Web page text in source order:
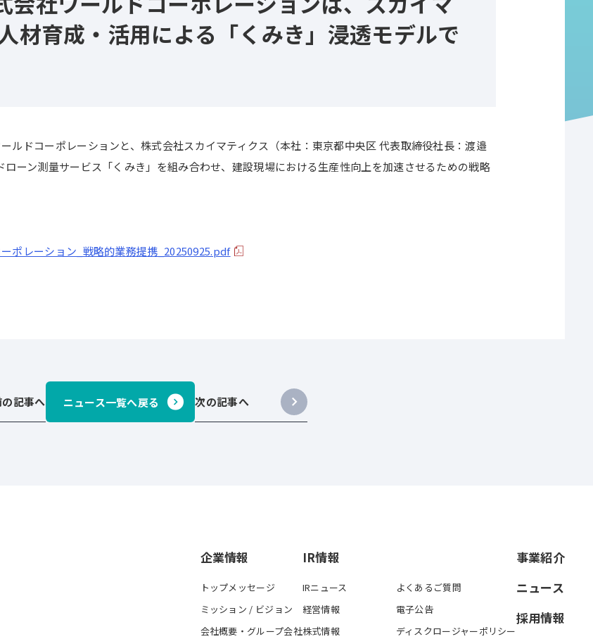
材育成・活用による「くみき」浸透モデルで
ルドコーポレーションと、株式会社スカイマティクス（本社：東京都中央区 代表取締役社長：渡邉
ーン測量サービス「くみき」を組み合わせ、建設現場における生産性向上を加速させるための戦略
ポレーション_戦略的業務提携_20250925.pdf
の記事へ ニュース一覧へ戻る 次の記事へ
企業情報
トップメッセージ
ミッション / ビジョン
会社概要・グループ会社
IR情報
IRニュース
経営情報
株式情報
よくあるご質問
電子公告
ディスクロージャーポリシー
事業紹介
ニュース
採用情報